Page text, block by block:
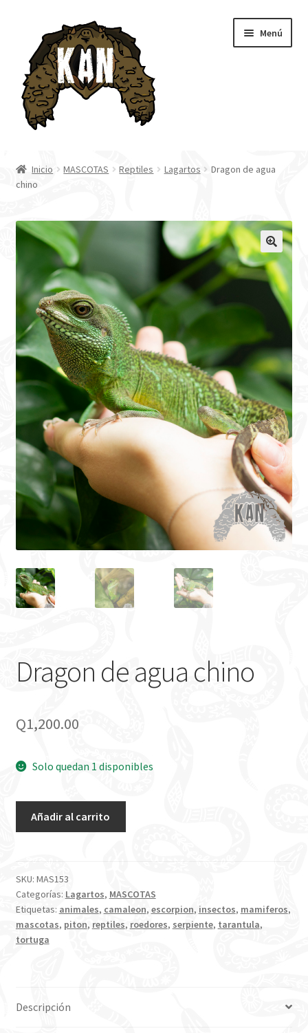
navegación
contenido
Menú
Tienda
Blog
Inicio MASCOTAS Reptiles Lagartos
Dragon de agua
chino
Dragon de agua chino
Q1,200.00
Solo quedan 1 disponibles
cantidad
Añadir al carrito
SKU: MAS153
Categorías: Lagartos, MASCOTAS
Etiquetas: animales, camaleon, escorpion, insectos, mamiferos,
mascotas, piton, reptiles, roedores, serpiente, tarantula,
tortuga
Descripción